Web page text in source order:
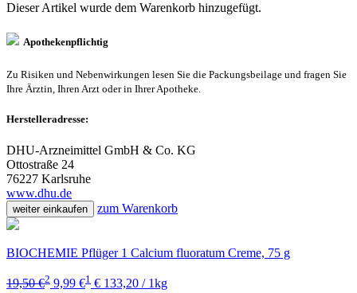
Dieser Artikel wurde dem Warenkorb hinzugefügt.
Apothekenpflichtig
Zu Risiken und Nebenwirkungen lesen Sie die Packungsbeilage und fragen Sie
Ihre Ärztin, Ihren Arzt oder in Ihrer Apotheke.
Herstelleradresse:
DHU-Arzneimittel GmbH & Co. KG
Ottostraße 24
76227 Karlsruhe
www.dhu.de
weiter einkaufen zum Warenkorb
BIOCHEMIE Pflüger 1 Calcium fluoratum Creme, 75 g
19,50 €2 9,99 €1 € 133,20 / 1kg